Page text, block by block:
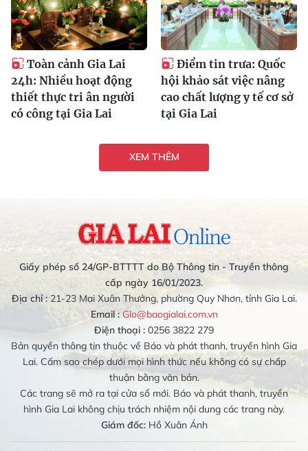
Toàn cảnh Gia Lai
24h: Nhiều hoạt động
thiết thực tri ân người
có công tại Gia Lai
Điểm tin trưa: Quốc
hội khảo sát việc nâng
cao chất lượng y tế cơ sở
tại Gia Lai
XEM THÊM
Giấy phép số 24/GP-BTTTT do Bộ Thông tin - Truyền thông
cấp ngày 16/01/2023.
Địa chỉ :21-23 Mai Xuân Thưởng, phường Quy Nhơn, tỉnh Gia Lai.
Email : Glo@baogialai.com.vn
Điện thoại : 0256 3822 279
Bản quyền thông tin thuộc về Báo và phát thanh, truyền hình Gia
Lai. Cấm sao chép dưới mọi hình thức nếu không có sự chấp
thuận bằng văn bản.
Các trang sẽ mở ra tại cửa sổ mới. Báo và phát thanh, truyền
hình Gia Lai không chịu trách nhiệm nội dung các trang này.
Giám đốc:Hồ Xuân Ánh